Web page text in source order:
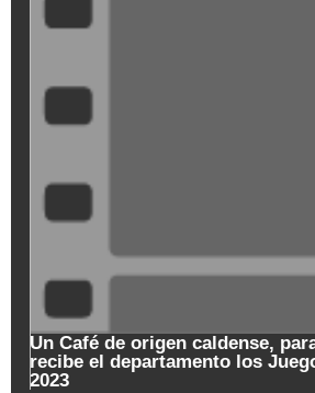
Un Café de origen caldense,
recibe el departamento los
2023